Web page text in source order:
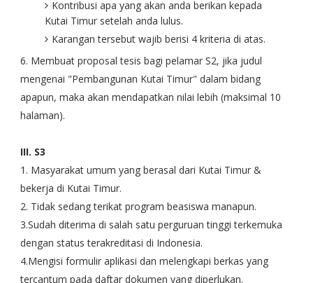
Kontribusi apa yang akan anda berikan kepada
Kutai Timur setelah anda lulus.
Karangan tersebut wajib berisi 4 kriteria di atas.
6. Membuat proposal tesis bagi pelamar S2, jika judul
mengenai "Pembangunan Kutai Timur" dalam bidang
apapun, maka akan mendapatkan nilai lebih (maksimal 10
halaman).
III. S3
1. Masyarakat umum yang berasal dari Kutai Timur &
bekerja di Kutai Timur.
2. Tidak sedang terikat program beasiswa manapun.
3.Sudah diterima di salah satu perguruan tinggi terkemuka
dengan status terakreditasi di Indonesia.
4.Mengisi formulir aplikasi dan melengkapi berkas yang
tercantum pada daftar dokumen yang diperlukan.